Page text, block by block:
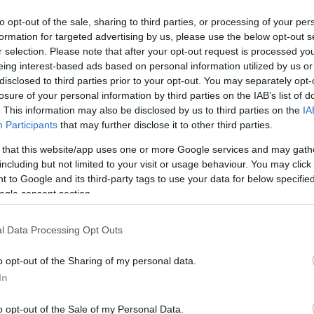
opt-out of the sale, sharing to third parties, or processing of your
for targeted advertising by us, please use the below opt-out
selection. Please note that after your opt-out request is processed
interest-based ads based on personal information utilized by us
to third parties prior to your opt-out. You may separately
of your personal information by third parties on the IAB’s list of
This information may also be disclosed by us to third parties on the
Participants that may further disclose it to other third parties.
that this website/app uses one or more Google services and may
but not limited to your visit or usage behaviour. You may
to Google and its third-party tags to use your data for below
consent section.
Data Processing Opt Outs
opt-out of the Sharing of my personal data.
opt-out of the Sale of my Personal Data.
Bea
január közepén jelenik meg egy katalógus, amely
művészetre gyakorolt hatását ? közölte a kuratóriumi
vetületét, lecsapódását mutatja be a 19. század utolsó
japán, hanem kínai vagy koreai ? tárgyakat a magyar képző-
sorrendben képző- és iparművészeti, illetve eredeti